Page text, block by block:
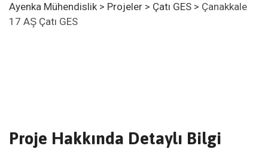
Ayenka Mühendislik> Projeler > Çatı GES > Çanakkale
17 AŞ Çatı GES
Proje Hakkında Detaylı Bilgi